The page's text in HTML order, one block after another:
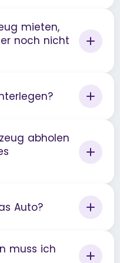
mieten,
noch nicht
abholen
Auto?
muss ich